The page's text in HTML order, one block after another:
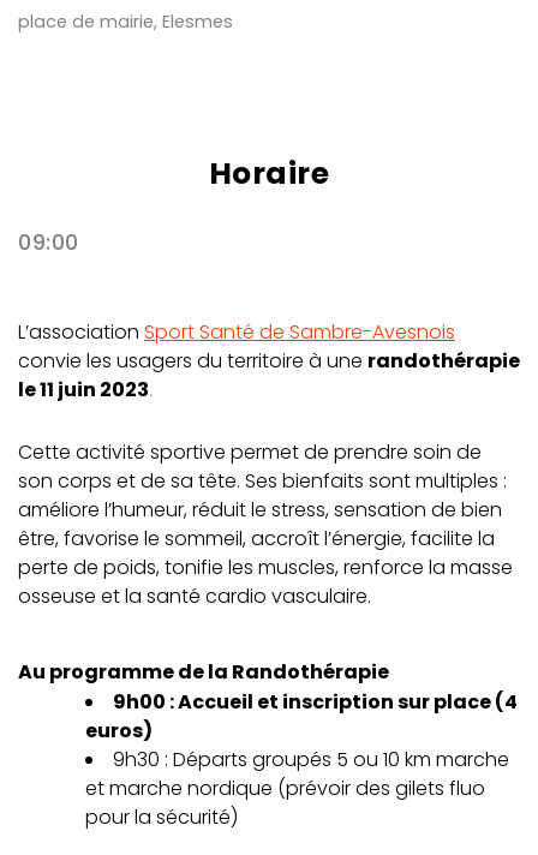
place de mairie, Elesmes
Horaire
09:00
L’association Sport Santé de Sambre-Avesnois
convie les usagers du territoire à une randothérapie
le 11 juin 2023.
Cette activité sportive permet de prendre soin de
son corps et de sa tête. Ses bienfaits sont multiples :
améliore l’humeur, réduit le stress, sensation de bien
être, favorise le sommeil, accroît l’énergie, facilite la
perte de poids, tonifie les muscles, renforce la masse
osseuse et la santé cardio vasculaire.
Au programme de la Randothérapie
9h00 : Accueil et inscription sur place (4
euros)
9h30 : Départs groupés 5 ou 10 km marche
et marche nordique (prévoir des gilets fluo
pour la sécurité)